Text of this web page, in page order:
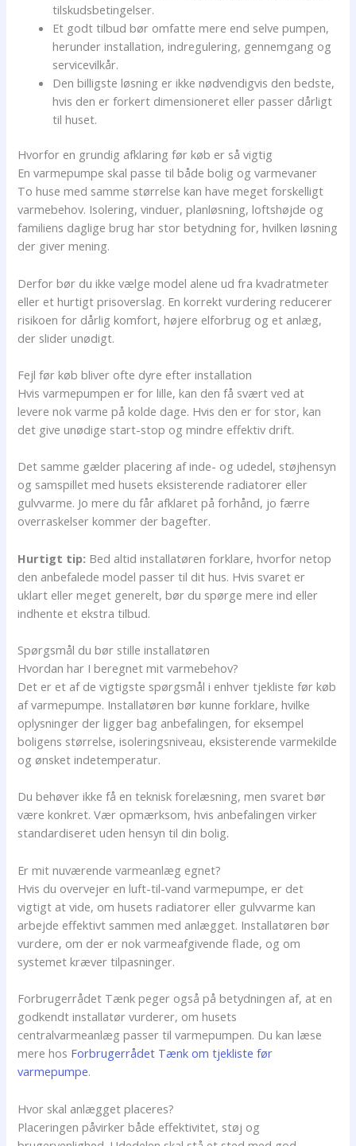
tilskudsbetingelser.
Et godt tilbud bør omfatte mere end selve pumpen,
herunder installation, indregulering, gennemgang og
servicevilkår.
Den billigste løsning er ikke nødvendigvis den bedste,
hvis den er forkert dimensioneret eller passer dårligt
til huset.
Hvorfor en grundig afklaring før køb er så vigtig
En varmepumpe skal passe til både bolig og varmevaner
To huse med samme størrelse kan have meget forskelligt
varmebehov. Isolering, vinduer, planløsning, loftshøjde og
familiens daglige brug har stor betydning for, hvilken løsning
der giver mening.
Derfor bør du ikke vælge model alene ud fra kvadratmeter
eller et hurtigt prisoverslag. En korrekt vurdering reducerer
risikoen for dårlig komfort, højere elforbrug og et anlæg,
der slider unødigt.
Fejl før køb bliver ofte dyre efter installation
Hvis varmepumpen er for lille, kan den få svært ved at
levere nok varme på kolde dage. Hvis den er for stor, kan
det give unødige start-stop og mindre effektiv drift.
Det samme gælder placering af inde- og udedel, støjhensyn
og samspillet med husets eksisterende radiatorer eller
gulvvarme. Jo mere du får afklaret på forhånd, jo færre
overraskelser kommer der bagefter.
Hurtigt tip: Bed altid installatøren forklare, hvorfor netop
den anbefalede model passer til dit hus. Hvis svaret er
uklart eller meget generelt, bør du spørge mere ind eller
indhente et ekstra tilbud.
Spørgsmål du bør stille installatøren
Hvordan har I beregnet mit varmebehov?
Det er et af de vigtigste spørgsmål i enhver tjekliste før køb
af varmepumpe. Installatøren bør kunne forklare, hvilke
oplysninger der ligger bag anbefalingen, for eksempel
boligens størrelse, isoleringsniveau, eksisterende varmekilde
og ønsket indetemperatur.
Du behøver ikke få en teknisk forelæsning, men svaret bør
være konkret. Vær opmærksom, hvis anbefalingen virker
standardiseret uden hensyn til din bolig.
Er mit nuværende varmeanlæg egnet?
Hvis du overvejer en luft-til-vand varmepumpe, er det
vigtigt at vide, om husets radiatorer eller gulvvarme kan
arbejde effektivt sammen med anlægget. Installatøren bør
vurdere, om der er nok varmeafgivende flade, og om
systemet kræver tilpasninger.
Forbrugerrådet Tænk peger også på betydningen af, at en
godkendt installatør vurderer, om husets
centralvarmeanlæg passer til varmepumpen. Du kan læse
mere hos Forbrugerrådet Tænk om tjekliste før
varmepumpe.
Hvor skal anlægget placeres?
Placeringen påvirker både effektivitet, støj og